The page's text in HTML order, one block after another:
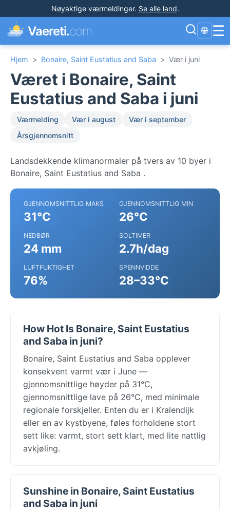
Nøyaktige værmeldinger. Se alle land.
Vaereti.com 🌐 ☰
Hjem > Bonaire, Saint Eustatius and Saba > Vær i juni
Været i Bonaire, Saint
Eustatius and Saba i juni
Værmelding Vær i august
Vær i september
Årsgjennomsnitt
Landsdekkende klimanormaler på tvers av 10 byer i
Bonaire, Saint Eustatius and Saba .
GJENNOMSNITTLIG MAKS
31°C
GJENNOMSNITTLIG MIN
26°C
NEDBØR
24 mm
SOLTIMER
2.7h/dag
LUFTFUKTIGHET
76%
SPENNVIDDE
28–33°C
How Hot Is Bonaire, Saint Eustatius
and Saba in juni?
Bonaire, Saint Eustatius and Saba opplever
konsekvent varmt vær i June —
gjennomsnittlige høyder på 31°C,
gjennomsnittlige lave på 26°C, med minimale
regionale forskjeller. Enten du er i Kralendijk
eller en av kystbyene, føles forholdene stort
sett like: varmt, stort sett klart, med lite nattlig
avkjøling.
Sunshine in Bonaire, Saint Eustatius
and Saba in juni